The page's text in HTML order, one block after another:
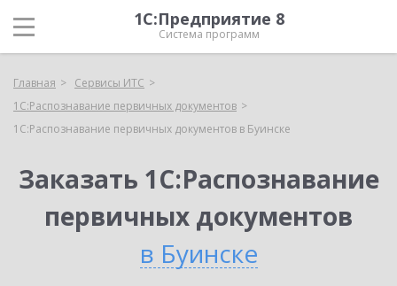
1С:Предприятие 8
Система программ
Главная
Сервисы ИТС
1С:Распознавание первичных документов
1С:Распознавание первичных документов в Буинске
Заказать 1С:Распознавание
первичных документов
в Буинске